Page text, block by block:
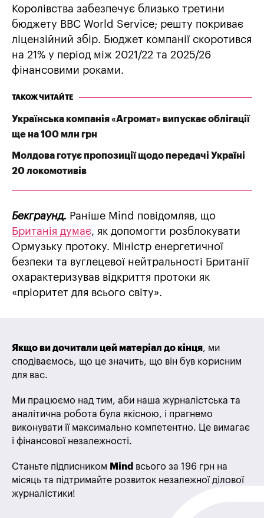
Королівства забезпечує близько третини
бюджету BBC World Service; решту покриває
ліцензійний збір. Бюджет компанії скоротився
на 21% у період між 2021/22 та 2025/26
фінансовими роками.
ТАКОЖ ЧИТАЙТЕ
Українська компанія «Агромат» випускає облігації
ще на 100 млн грн
Молдова готує пропозиції щодо передачі Україні
20 локомотивів
Бекграунд. Раніше Mind повідомляв, що
Британія думає, як допомогти розблокувати
Ормузьку протоку. Міністр енергетичної
безпеки та вуглецевої нейтральності Британії
охарактеризував відкриття протоки як
«пріоритет для всього світу».
Якщо ви дочитали цей матеріал до кінця, ми
сподіваємось, що це значить, що він був корисним
для вас.
Ми працюємо над тим, аби наша журналістська та
аналітична робота була якісною, і прагнемо
виконувати її максимально компетентно. Це вимагає
і фінансової незалежності.
Станьте підписником Mind всього за 196 грн на
місяць та підтримайте розвиток незалежної ділової
журналістики!